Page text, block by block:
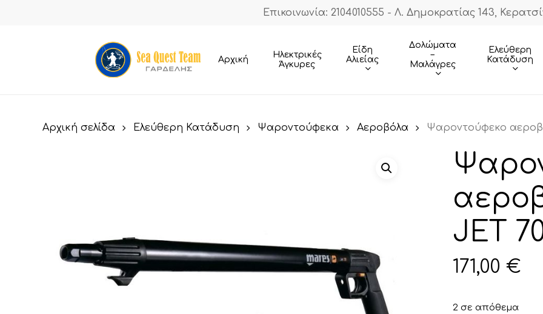
Επικοινωνία: 2104010555 - Λ. Δημοκρατίας 143,
Αρχική
Ηλεκτρικές
Άγκυρες
Είδη
Αλιείας
Δολώματα
–
Μαλάγρες
Ελεύθερη
Κατάδυση
Αρχική σελίδα Ελεύθερη Κατάδυση Ψαροντούφεκα Αεροβόλα Ψαροντούφεκο
JET
171,00€
2 σε απόθεμα